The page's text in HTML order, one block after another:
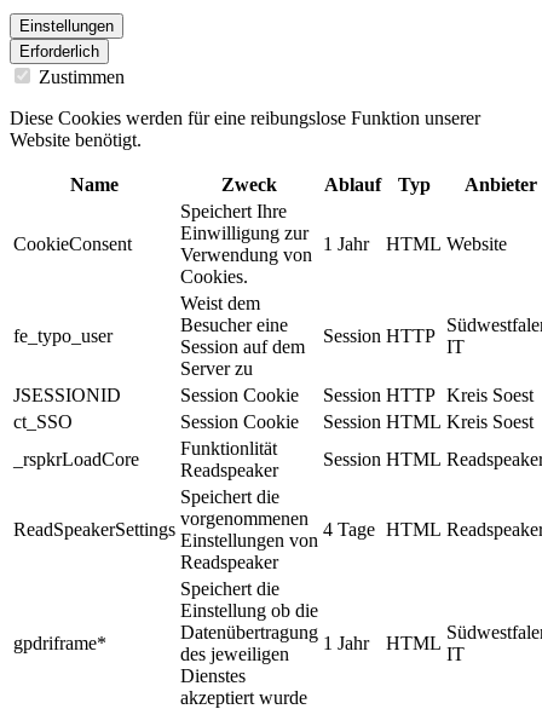
Einstellungen
Erforderlich
Zustimmen
Diese Cookies werden für eine reibungslose Funktion unserer
Website benötigt.
Name Zweck Ablauf Typ Anbieter
CookieConsent
Speichert Ihre
Einwilligung zur
Verwendung von
Cookies.
1 Jahr HTML Website
fe_typo_user
Weist dem
Besucher eine
Session auf dem
Server zu
Session HTTP
IT
JSESSIONID Session Cookie Session HTTP Kreis Soest
ct_SSO
Session Cookie Session HTML Kreis Soest
_rspkrLoadCore
Funktionlität
Readspeaker
Session HTML
ReadSpeakerSettings
Speichert die
vorgenommenen
Einstellungen von
Readspeaker
4 Tage HTML
gpdriframe*
Speichert die
Einstellung ob die
Datenübertragung
des jeweiligen
Dienstes
akzeptiert wurde
1 Jahr HTML
IT